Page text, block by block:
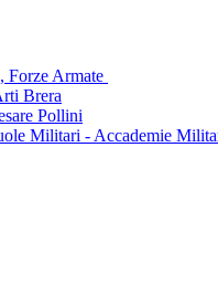
Forze Armate
Brera
Pollini
Militari - Accademie